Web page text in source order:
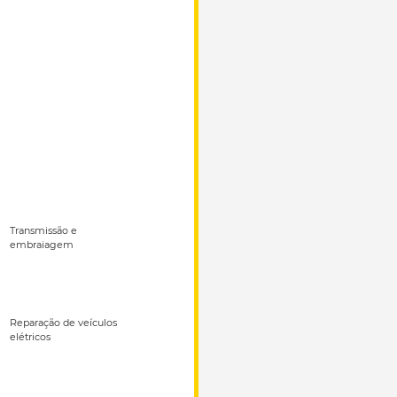
Transmissão e
embraiagem
Reparação de veículos
elétricos